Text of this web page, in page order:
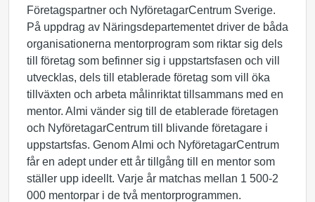
Företagspartner och NyföretagarCentrum Sverige.
På uppdrag av Näringsdepartementet driver de båda
organisationerna mentorprogram som riktar sig dels
till företag som befinner sig i uppstartsfasen och vill
utvecklas, dels till etablerade företag som vill öka
tillväxten och arbeta målinriktat tillsammans med en
mentor. Almi vänder sig till de etablerade företagen
och NyföretagarCentrum till blivande företagare i
uppstartsfas. Genom Almi och NyföretagarCentrum
får en adept under ett år tillgång till en mentor som
ställer upp ideellt. Varje år matchas mellan 1 500-2
000 mentorpar i de två mentorprogrammen.